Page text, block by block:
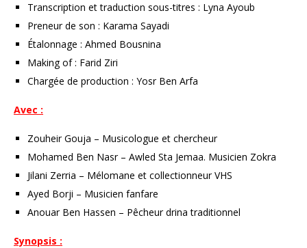
Transcription et traduction sous-titres : Lyna Ayoub
Preneur de son : Karama Sayadi
Étalonnage : Ahmed Bousnina
Making of : Farid Ziri
Chargée de production : Yosr Ben Arfa
Avec :
Zouheir Gouja – Musicologue et chercheur
Mohamed Ben Nasr – Awled Sta Jemaa. Musicien Zokra
Jilani Zerria – Mélomane et collectionneur VHS
Ayed Borji – Musicien fanfare
Anouar Ben Hassen – Pêcheur drina traditionnel
Synopsis :